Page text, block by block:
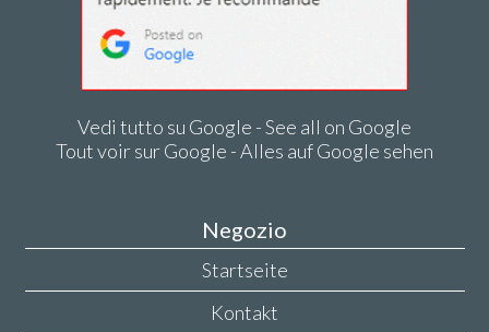
Vedi tutto su Google - See all on Google
Tout voir sur Google - Alles auf Google sehen
Negozio
Startseite
Kontakt